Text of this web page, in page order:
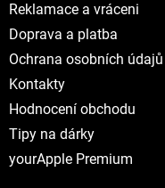
Reklamace a vráceni
Doprava a platba
Ochrana osobních údajů
Kontakty
Hodnocení obchodu
Tipy na dárky
yourApple Premium